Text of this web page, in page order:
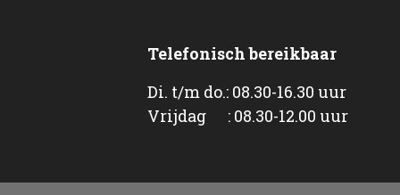
Telefonisch bereikbaar
Di. t/m do.: 08.30-16.30 uur
Vrijdag : 08.30-12.00 uur